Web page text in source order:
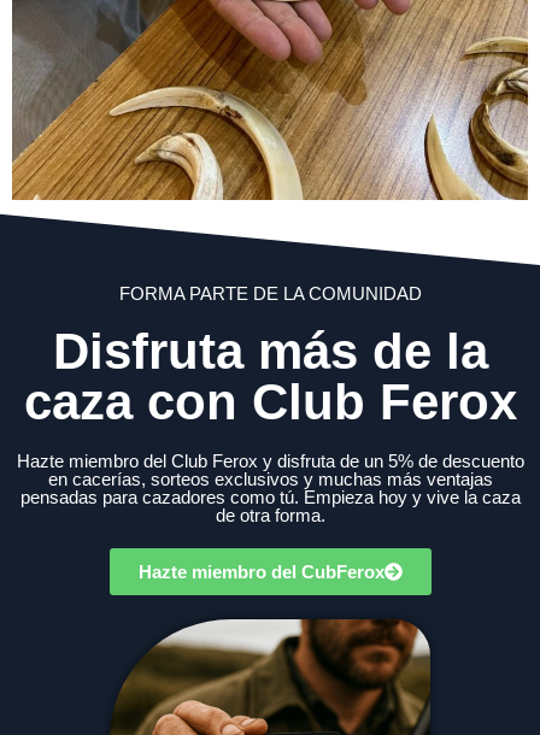
FORMA PARTE DE LA COMUNIDAD
Disfruta más de la
caza con Club Ferox
Hazte miembro del Club Ferox y disfruta de un 5% de descuento
en cacerías, sorteos exclusivos y muchas más ventajas
pensadas para cazadores como tú. Empieza hoy y vive la caza
de otra forma.
Hazte miembro del CubFerox